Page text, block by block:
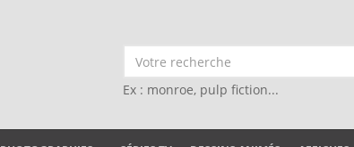
Ex : monroe, pulp fiction...